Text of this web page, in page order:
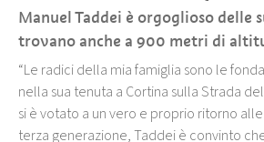
Manuel Taddei è orgoglioso delle
trovano anche a 900 metri di
“Le radici della mia famiglia sono le
nella sua tenuta a Cortina sulla Strada
si è votato a un vero e proprio ritorno
terza generazione, Taddei è convinto